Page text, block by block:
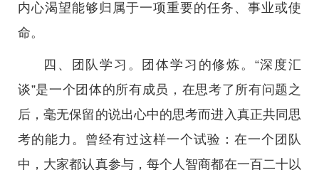
内心渴望能够归属于一项重要的任务、事业或使
命。
四、团队学习。团体学习的修炼。“深度汇
谈”是一个团体的所有成员，在思考了所有问题之
后，毫无保留的说出心中的思考而进入真正共同思
考的能力。曾经有过这样一个试验：在一个团队
中，大家都认真参与，每个人智商都在一百二十以